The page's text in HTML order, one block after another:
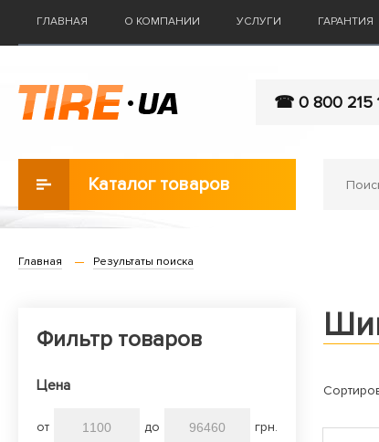
ГЛАВНАЯ О КОМПАНИИ УСЛУГИ ГАРАНТИЯ
☎ 0 800 215
Каталог товаров
Главная Результаты поиска
Фильтр товаров
Цена
от до грн.